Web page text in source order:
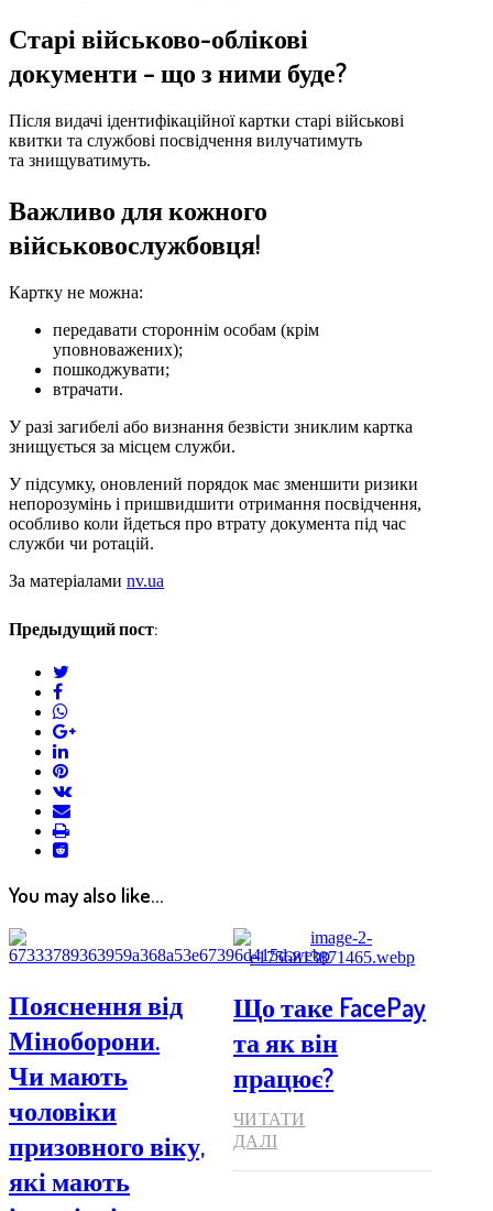
Старі військово-облікові
документи – що з ними буде?
Після видачі ідентифікаційної картки старі військові
квитки та службові посвідчення вилучатимуть
та знищуватимуть.
Важливо для кожного
військовослужбовця!
Картку не можна:
передавати стороннім особам (крім
уповноважених);
пошкоджувати;
втрачати.
У разі загибелі або визнання безвісти зниклим картка
знищується за місцем служби.
У підсумку, оновлений порядок має зменшити ризики
непорозумінь і пришвидшити отримання посвідчення,
особливо коли йдеться про втрату документа під час
служби чи ротацій.
За матеріалами nv.ua
Предыдущий пост:
facebook
google+
linkedin
pinterest
vkontakte
email
print
reddit
reddit
You may also like...
Пояснення від
Міноборони.
Чи мають
чоловіки
призовного віку,
які мають
Що таке FacePay
та як він
працює?
ЧИТАТИ
ДАЛІ